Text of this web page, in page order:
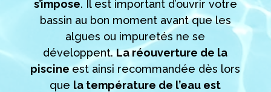
s’impose. Il est important d’ouvrir votre
bassin au bon moment avant que les
algues ou impuretés ne se
développent.La réouverture de la
piscineest ainsi recommandée dès lors
que la température de l’eau est